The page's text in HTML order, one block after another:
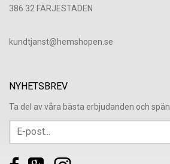
386 32 FÄRJESTADEN
​kundtjanst@hemshopen.se
NYHETSBREV
Ta del av våra bästa erbjudanden och